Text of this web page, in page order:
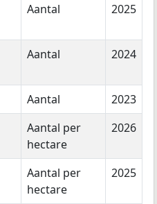
Aantal 2025
Aantal 2024
Aantal
2023
Aantal per
hectare
2026
Aantal per
hectare
2025